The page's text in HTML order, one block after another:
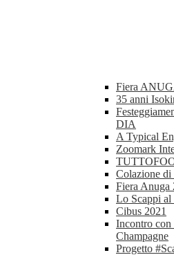
Fiera
35 anni
DIA
A Typical
Zoomark
Colazione di
Fiera Anuga
Lo Scappi
Cibus 2021
Incontro
Champagne
Progetto